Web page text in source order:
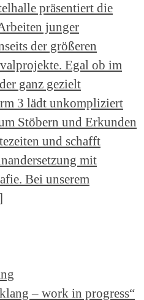
präsentiert die
junger
der größeren
Egal ob im
ganz gezielt
3 lädt unkompliziert
Stöbern und Erkunden
und schafft
mit
Bei unserem
– work in progress“